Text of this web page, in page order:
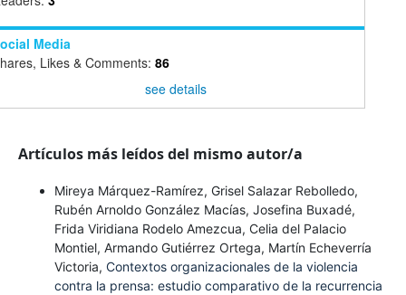
Media
Likes & Comments: 86
see details
Artículos más leídos del mismo autor/a
Mireya Márquez-Ramírez, Grisel Salazar Rebolledo,
Rubén Arnoldo González Macías, Josefina Buxadé,
Frida Viridiana Rodelo Amezcua, Celia del Palacio
Montiel, Armando Gutiérrez Ortega, Martín Echeverría
Victoria, Contextos organizacionales de la violencia
contra la prensa: estudio comparativo de la recurrencia